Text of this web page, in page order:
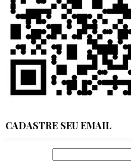
CADASTRE SEU EMAIL